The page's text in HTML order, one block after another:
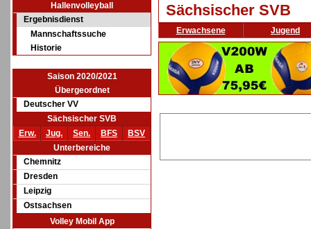
Hallenvolleyball
Ergebnisdienst
Mannschaftssuche
Historie
Saison 2020/2021
Übergeordnet
Deutscher VV
Sächsischer SVB
Erw.
Jug. Sen. BFS
BSV
Unterbereiche
Chemnitz
Dresden
Leipzig
Ostsachsen
Volley Mobil App
Sächsischer SVB
Erwachsene Jugend